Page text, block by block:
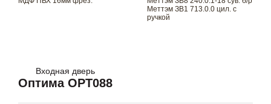
Меттэм ЗВ1 713.0.0 цил. с
ручкой
Входная дверь
Оптима OPT088